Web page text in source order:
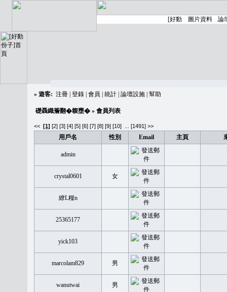
» 遊客: 注冊 登錄 會員 統計 論壇設施 幫助
礎聶織簷翻�䪖壅� » 會員列表
<< [1] [2] [3] [4] [5] [6] [7] [8] [9] [10] [1491] >>
用戶名 性別 Email 主頁
admin
crystal0601 女
繚L糧n
25365177
yick103
marcolam829 男
wanutwai 男